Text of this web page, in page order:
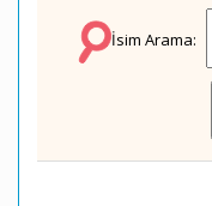
İsim Arama: